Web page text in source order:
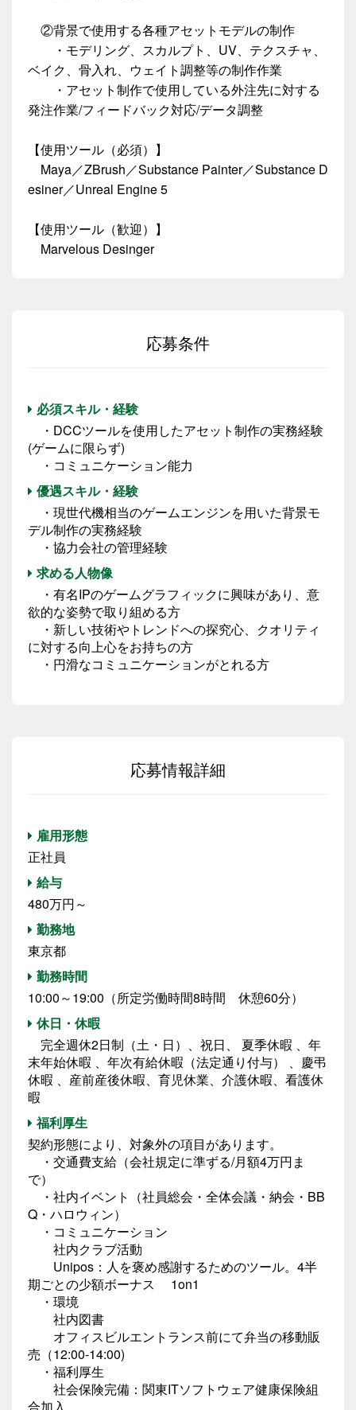
②背景で使用する各種アセットモデルの制作
・モデリング、スカルプト、UV、テクスチャ、
ベイク、骨入れ、ウェイト調整等の制作作業
・アセット制作で使用している外注先に対する
発注作業/フィードバック対応/データ調整
【使用ツール（必須）】
Maya／ZBrush／Substance Painter／Substance D
esiner／Unreal Engine 5
【使用ツール（歓迎）】
Marvelous Desinger
応募条件
必須スキル・経験
・DCCツールを使用したアセット制作の実務経験
(ゲームに限らず)
・コミュニケーション能力
優遇スキル・経験
・現世代機相当のゲームエンジンを用いた背景モ
デル制作の実務経験
・協力会社の管理経験
求める人物像
・有名IPのゲームグラフィックに興味があり、意
欲的な姿勢で取り組める方
・新しい技術やトレンドへの探究心、クオリティ
に対する向上心をお持ちの方
・円滑なコミュニケーションがとれる方
応募情報詳細
雇用形態
正社員
給与
480万円～
勤務地
東京都
勤務時間
10:00～19:00（所定労働時間8時間 休憩60分）
休日・休暇
完全週休2日制（土・日）、祝日、 夏季休暇 、年
末年始休暇 、年次有給休暇（法定通り付与） 、慶弔
休暇 、産前産後休暇、育児休業、介護休暇、看護休
暇
福利厚生
契約形態により、対象外の項目があります。
・交通費支給（会社規定に準ずる/月額4万円ま
で）
・社内イベント（社員総会・全体会議・納会・BB
Q・ハロウィン）
・コミュニケーション
社内クラブ活動
Unipos：人を褒め感謝するためのツール。4半
期ごとの少額ボーナス 1on1
・環境
社内図書
オフィスビルエントランス前にて弁当の移動販
売（12:00-14:00)
・福利厚生
社会保険完備：関東ITソフトウェア健康保険組
合加入